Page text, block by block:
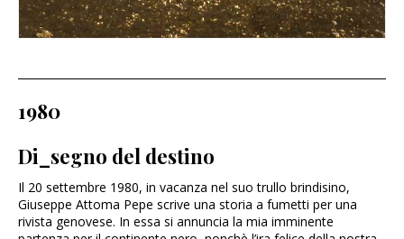
1980
Di_segno del destino
Il 20 settembre 1980, in vacanza nel suo trullo brindisino,
Giuseppe Attoma Pepe scrive una storia a fumetti per una
rivista genovese. In essa si annuncia la mia imminente